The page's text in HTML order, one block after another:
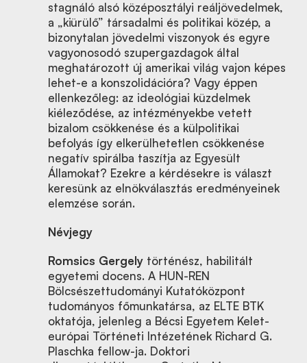
stagnáló alsó középosztályi reáljövedelmek,
a „kiürülő” társadalmi és politikai közép, a
bizonytalan jövedelmi viszonyok és egyre
vagyonosodó szupergazdagok által
meghatározott új amerikai világ vajon képes
lehet-e a konszolidációra? Vagy éppen
ellenkezőleg: az ideológiai küzdelmek
kiéleződése, az intézményekbe vetett
bizalom csökkenése és a külpolitikai
befolyás így elkerülhetetlen csökkenése
negatív spirálba taszítja az Egyesült
Államokat? Ezekre a kérdésekre is választ
keresünk az elnökválasztás eredményeinek
elemzése során.
Névjegy
Romsics Gergely történész, habilitált
egyetemi docens. A HUN-REN
Bölcsészettudományi Kutatóközpont
tudományos főmunkatársa, az ELTE BTK
oktatója, jelenleg a Bécsi Egyetem Kelet-
európai Történeti Intézetének Richard G.
Plaschka fellow-ja. Doktori